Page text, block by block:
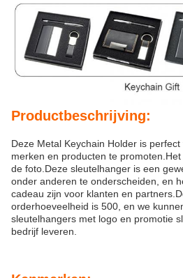
Productbeschrijving:
Deze Metal Keychain Holder is
merken en producten te
de foto.Deze sleutelhanger is een
onder anderen te onderscheiden, en
cadeau zijn voor klanten en
orderhoeveelheid is 500, en we
sleutelhangers met logo en promotie
bedrijf leveren.